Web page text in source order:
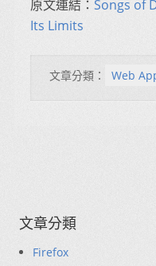
原文連結： Songs of
Its Limits
文章分類： Web
文章分類
Firefox